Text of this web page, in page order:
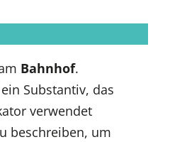
Bahnhof.
Substantiv, das
verwendet
beschreiben, um